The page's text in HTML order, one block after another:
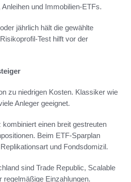
und Immobilien-ETFs.
jährlich hält die gewählte
Test hilft vor der
zu niedrigen Kosten. Klassiker wie
Anleger geeignet.
einen breit gestreuten
Beim ETF-Sparplan
und Fondsdomizil.
sind Trade Republic, Scalable
regelmäßige Einzahlungen.